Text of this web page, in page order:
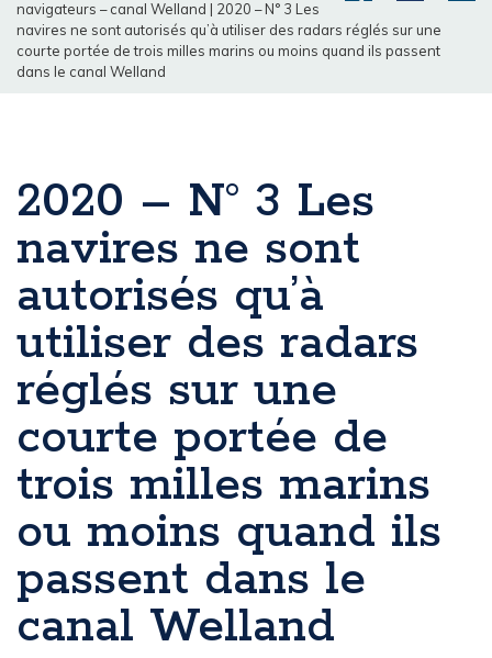
navigateurs – canal Welland | 2020 – N° 3 Les
navires ne sont autorisés qu’à utiliser des radars réglés sur une
courte portée de trois milles marins ou moins quand ils passent
dans le canal Welland
2020 – N° 3 Les
navires ne sont
autorisés qu’à
utiliser des radars
réglés sur une
courte portée de
trois milles marins
ou moins quand ils
passent dans le
canal Welland